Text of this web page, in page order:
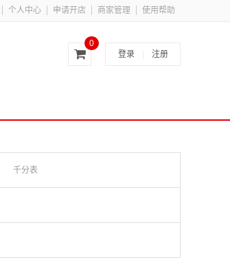
个人中心 申请开店 商家管理 使用帮助
登录 注册
0
千分表